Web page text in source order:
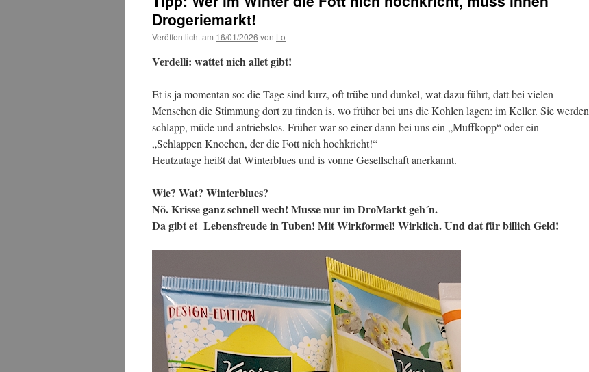
Drogeriemarkt!
Veröffentlicht am 16/01/2026 von Lo
Verdelli: wattet nich allet gibt!
Et is ja momentan so: die Tage sind kurz, oft trübe und dunkel, wat dazu führt, datt bei vielen
Menschen die Stimmung dort zu finden is, wo früher bei uns die Kohlen lagen: im Keller. Sie werden
schlapp, müde und antriebslos. Früher war so einer dann bei uns ein „Muffkopp“ oder ein
„Schlappen Knochen, der die Fott nich hochkricht!“
Heutzutage heißt dat Winterblues und is vonne Gesellschaft anerkannt.
Wie? Wat? Winterblues?
Nö. Krisse ganz schnell wech! Musse nur im DroMarkt geh´n.
Da gibt et Lebensfreude in Tuben! Mit Wirkformel! Wirklich. Und dat für billich Geld!